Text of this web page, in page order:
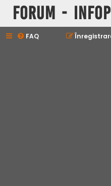
Forum -
FAQ